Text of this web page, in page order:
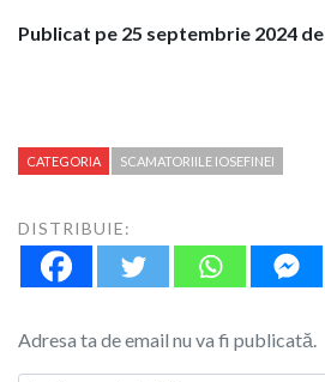
Publicat pe 25 septembrie 2024 de
CATEGORIA SCAMATORIILE IOSEFINEI
DISTRIBUIE:
Adresa ta de email nu va fi publicată.